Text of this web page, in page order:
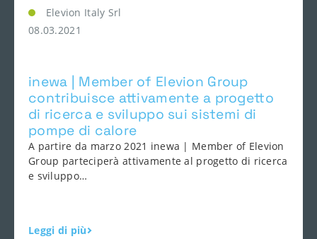
Elevion Italy Srl
08.03.2021
inewa | Member of Elevion Group
contribuisce attivamente a progetto
di ricerca e sviluppo sui sistemi di
pompe di calore
A partire da marzo 2021 inewa | Member of Elevion
Group parteciperà attivamente al progetto di ricerca
e sviluppo…
Leggi di più